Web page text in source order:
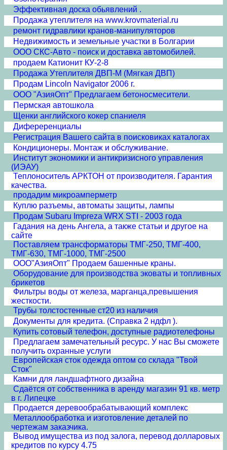
Эффективная доска обьявлений .
Продажа утеплителя на www.krovmaterial.ru
ремонт гидравлики кранов-манипуляторов
Недвижимость и земельные участки в Болгарии
ООО СКС-Авто - поиск и доставка автомобилей.
продаем Катионит КУ-2-8
Продажа Утеплителя ДВП-М (Мягкая ДВП)
Продам Lincoln Navigator 2006 г.
ООО "АзияОпт" Предлагаем бетоносмесители.
Пермская автошкола
Щенки английского кокер спаниеля
Дифереренциалы
Регистрация Вашего сайта в поисковиках каталогах
Кондиционеры. Монтаж и обслуживание.
Институт экономики и антикризисного управления
(ИЭАУ)
Теплоноситель АРКТОН от производителя. Гарантия
качества.
продадим микроамперметр
Куплю разъемы, автоматы защиты, лампы
Продам Subaru Impreza WRX STI - 2003 года
Гадания на день Ангела, а также статьи и другое на
сайте
Поставляем трансформаторы ТМГ-250, ТМГ-400,
ТМГ-630, ТМГ-1000, ТМГ-2500
ООО"АзияОпт" Продаем башенные краны.
Оборудование для производства эковаты и топливных
брикетов
Фильтры воды от железа, марганца,превышения
жесткости.
Трубы толстостенные ст20 из наличия
Документы для кредита. (Справка 2 ндфл ).
Купить сотовый телефон, доступные радиотелефоны
Предлагаем замечательный ресурс. У нас Вы сможете
получить охранные услуги
Европейская сток одежда оптом со склада "Твой
Сток"
Камни для ландшафтного дизайна
Сдаётся от собственника в аренду магазин 91 кв. метр
в г. Липецке
Продается деревообрабатывающий комплекс
Металлообработка и изготовление деталей по
чертежам заказчика.
Вывод имущества из под залога, перевод долларовых
кредитов по курсу 4.75